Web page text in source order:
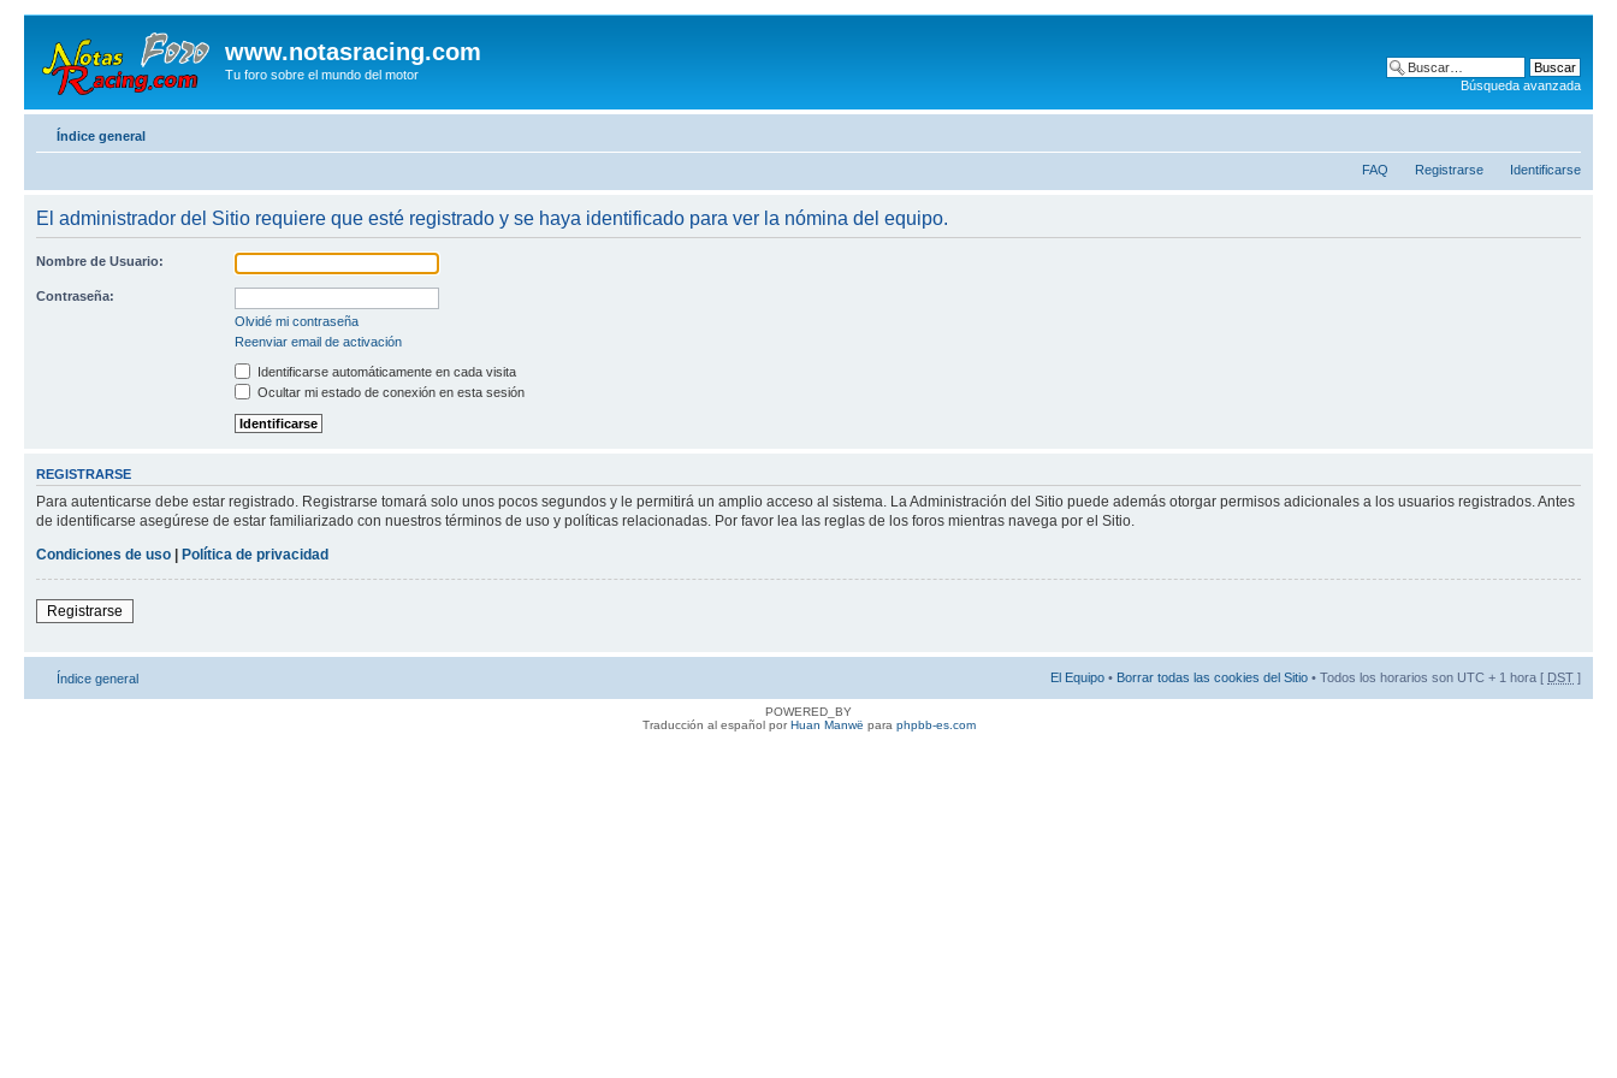
www.notasracing.com
Tu foro sobre el mundo del motor
Búsqueda avanzada
Índice general
FAQ Registrarse Identificarse
El administrador del Sitio requiere que esté registrado y se haya identificado para ver la nómina del equipo.
Nombre de Usuario:
Contraseña:
Olvidé mi contraseña
Reenviar email de activación
Identificarse automáticamente en cada visita
Ocultar mi estado de conexión en esta sesión
REGISTRARSE
Para autenticarse debe estar registrado. Registrarse tomará solo unos pocos segundos y le permitirá un amplio acceso al sistema. La Administración del Sitio puede además otorgar permisos adicionales a los usuarios registrados. Antes
de identificarse asegúrese de estar familiarizado con nuestros términos de uso y políticas relacionadas. Por favor lea las reglas de los foros mientras navega por el Sitio.
Condiciones de uso
Política de privacidad
Registrarse
Índice general El Equipo • Borrar todas las cookies del Sitio • Todos los horarios son UTC + 1 hora [ DST ]
POWERED_BY
Traducción al español porHuan Manwë para phpbb-es.com